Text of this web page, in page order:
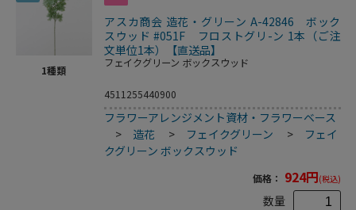
1種類
アスカ商会 造花・グリーン A-42846 ボック
スウッド #051F フロストグリ-ン 1本（ご注
文単位1本）【直送品】
フェイクグリーン ボックスウッド
4511255440900
フラワーアレンジメント資材・フラワーベース
> 造花 > フェイクグリーン > フェイ
クグリーン ボックスウッド
価格： 924円(税込)
数量